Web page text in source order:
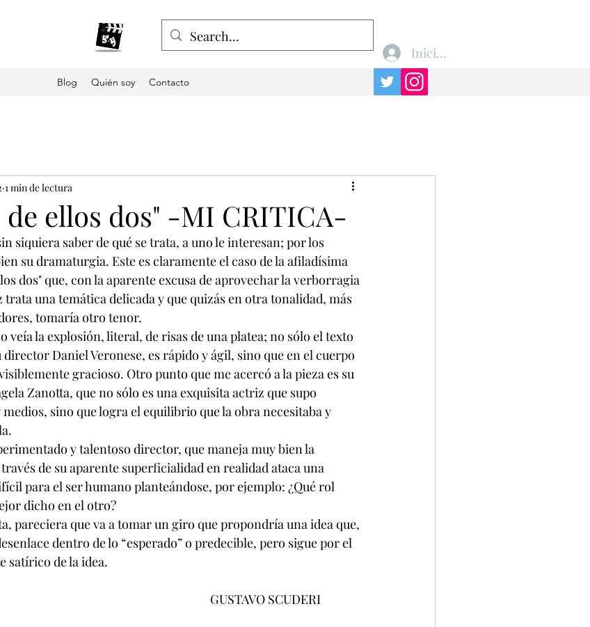
Blog Quién soy Contacto
Iniciar sesión
de ellos dos" -MI CRITICA-
1 min de lectura
siquiera saber de qué se trata, a uno le interesan; por los
su dramaturgia. Este es claramente el caso de la afiladísima
dos" que, con la aparente excusa de aprovechar la verborragia
una temática delicada y que quizás en otra tonalidad, más
tomaría otro tenor.
veía la explosión, literal, de risas de una platea; no sólo el texto
Daniel Veronese, es rápido y ágil, sino que en el cuerpo
gracioso. Otro punto que me acercó a la pieza es su
Zanotta, que no sólo es una exquisita actriz que supo
sino que logra el equilibrio que la obra necesitaba y
y talentoso director, que maneja muy bien la
de su aparente superficialidad en realidad ataca una
para el ser humano planteándose, por ejemplo: ¿Qué rol
dicho en el otro?
pareciera que va a tomar un giro que propondría una idea que,
dentro de lo “esperado” o predecible, pero sigue por el
satírico de la idea.
                                                                                                                                 GUSTAVO SCUDERI